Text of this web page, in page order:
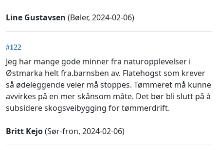
Line Gustavsen (Bøler, 2024-02-06)
#122
Jeg har mange gode minner fra naturopplevelser i
Østmarka helt fra.barnsben av. Flatehogst som krever
så ødeleggende veier må stoppes. Tømmeret må kunne
avvirkes på en mer skånsom måte. Det bør bli slutt på å
subsidere skogsveibygging for tømmerdrift.
Britt Kejo(Sør-fron, 2024-02-06)